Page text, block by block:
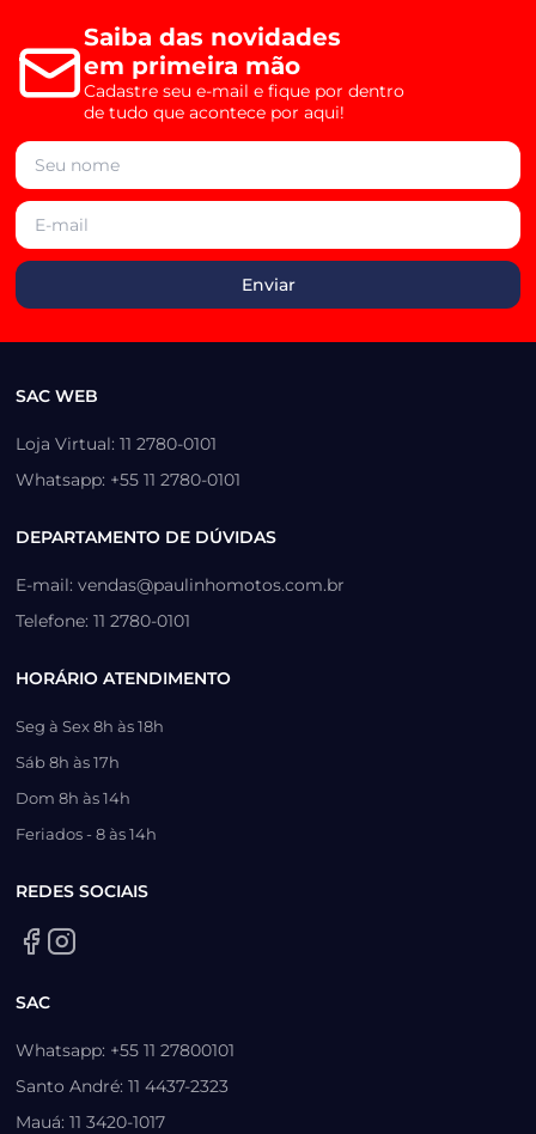
Saiba das novidades
em primeira mão
Cadastre seu e-mail e fique por dentro
de tudo que acontece por aqui!
SAC WEB
Loja Virtual: 11 2780-0101
Whatsapp: +55 11 2780-0101
DEPARTAMENTO DE DÚVIDAS
E-mail: vendas@paulinhomotos.com.br
Telefone: 11 2780-0101
HORÁRIO ATENDIMENTO
Seg à Sex 8h às 18h
Sáb 8h às 17h
Dom 8h às 14h
Feriados - 8 às 14h
REDES SOCIAIS
SAC
Whatsapp: +55 11 27800101
Santo André: 11 4437-2323
Mauá: 11 3420-1017